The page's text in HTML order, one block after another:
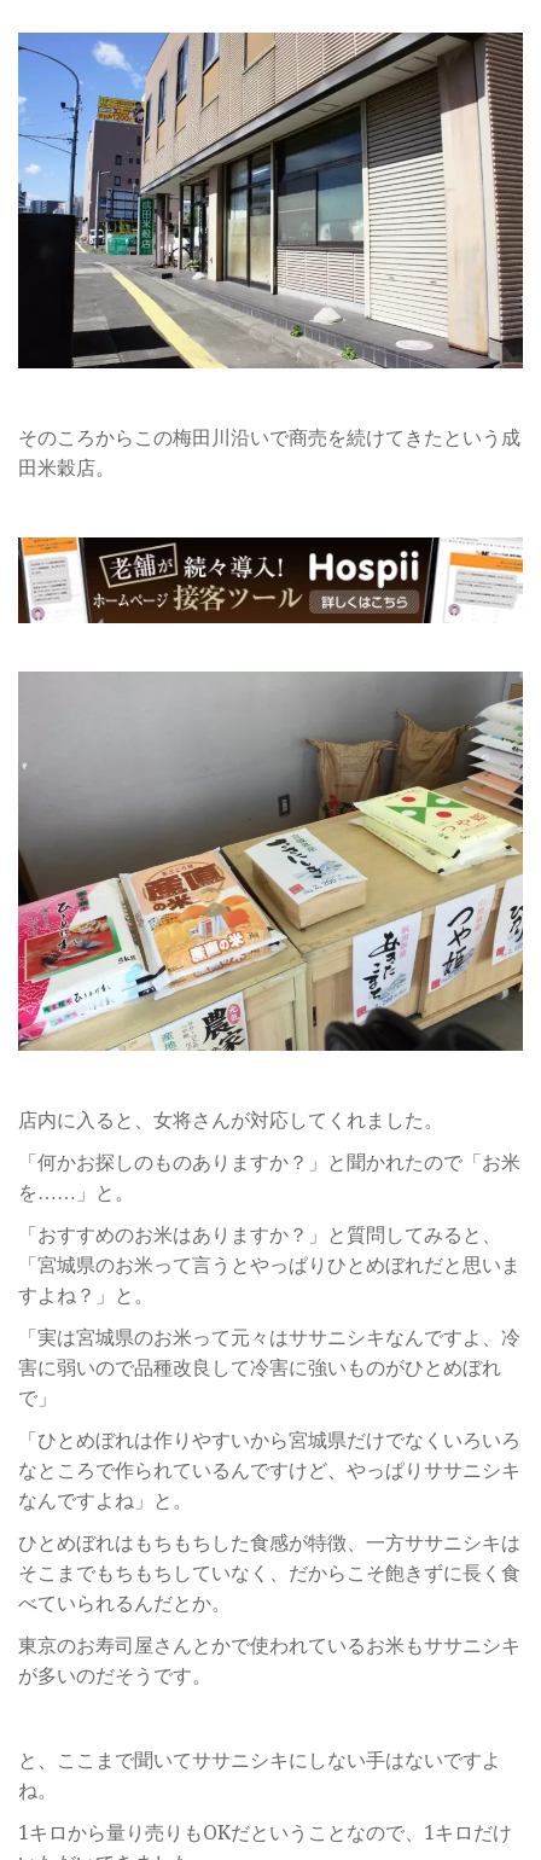
そのころからこの梅田川沿いで商売を続けてきたという成
田米穀店。
店内に入ると、女将さんが対応してくれました。
「何かお探しのものありますか？」と聞かれたので「お米
を……」と。
「おすすめのお米はありますか？」と質問してみると、
「宮城県のお米って言うとやっぱりひとめぼれだと思いま
すよね？」と。
「実は宮城県のお米って元々はササニシキなんですよ、冷
害に弱いので品種改良して冷害に強いものがひとめぼれ
で」
「ひとめぼれは作りやすいから宮城県だけでなくいろいろ
なところで作られているんですけど、やっぱりササニシキ
なんですよね」と。
ひとめぼれはもちもちした食感が特徴、一方ササニシキは
そこまでもちもちしていなく、だからこそ飽きずに長く食
べていられるんだとか。
東京のお寿司屋さんとかで使われているお米もササニシキ
が多いのだそうです。
と、ここまで聞いてササニシキにしない手はないですよ
ね。
1キロから量り売りもOKだということなので、1キロだけ